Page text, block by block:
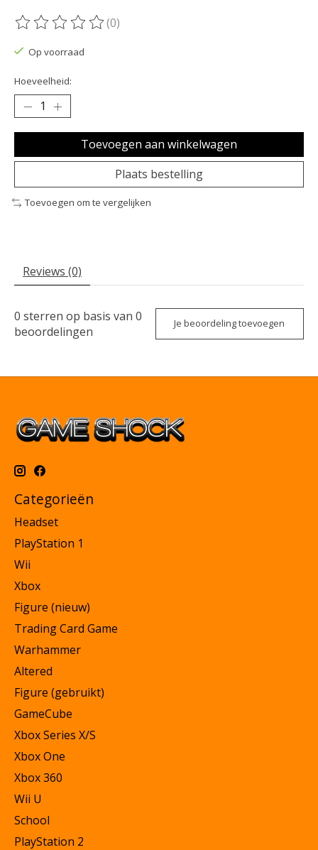
De beoordeling van dit product is
(0)
Op voorraad
Hoeveelheid:
Toevoegen aan winkelwagen
Plaats bestelling
Toevoegen om te vergelijken
Reviews (0)
0 sterren op basis van 0
beoordelingen
Je beoordeling toevoegen
Categorieën
Headset
PlayStation 1
Wii
Xbox
Figure (nieuw)
Trading Card Game
Warhammer
Altered
Figure (gebruikt)
GameCube
Xbox Series X/S
Xbox One
Xbox 360
Wii U
School
PlayStation 2